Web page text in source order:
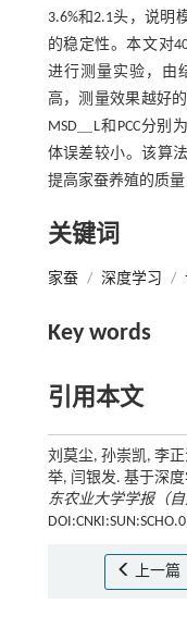
3.6%和2.1头，说明
的稳定性。本文对
进行测量实验，由
高，测量效果越好的
MSD＿L和PCC分别
体误差较小。该算
提高家蚕养殖的质
关键词
家蚕 / 深度学习 /
Key words
引用本文
刘莫尘, 孙崇凯, 李
举, 闫银发. 基于深
东农业大学学报（自
上一篇